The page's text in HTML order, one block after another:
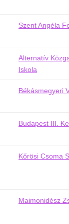
Szent Angéla
Alternatív
Iskola
Békásmegyeri
Budapest III.
Kőrösi Csoma
Maimonidész